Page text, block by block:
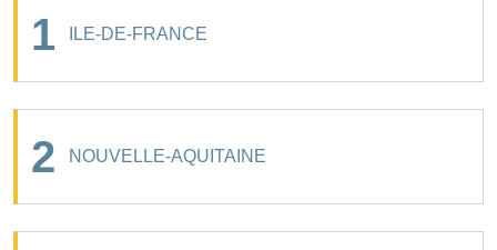
1 ILE-DE-FRANCE
2 NOUVELLE-AQUITAINE